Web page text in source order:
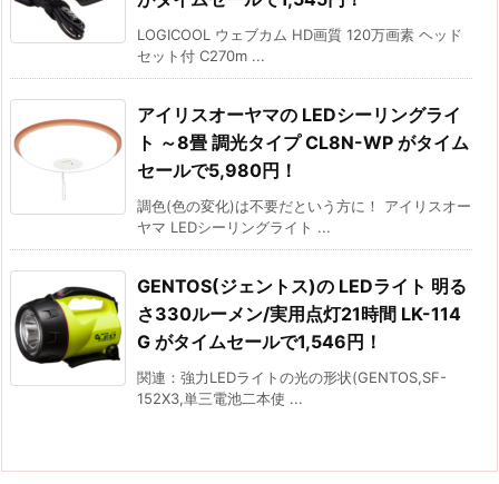
LOGICOOL ウェブカム HD画質 120万画素 ヘッド
セット付 C270m ...
アイリスオーヤマの LEDシーリングライ
ト ～8畳 調光タイプ CL8N-WP がタイム
セールで5,980円！
調色(色の変化)は不要だという方に！ アイリスオー
ヤマ LEDシーリングライト ...
GENTOS(ジェントス)の LEDライト 明る
さ330ルーメン/実用点灯21時間 LK-114
G がタイムセールで1,546円！
関連：強力LEDライトの光の形状(GENTOS,SF-
152X3,単三電池二本使 ...